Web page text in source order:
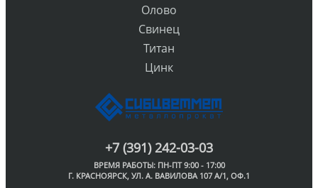
Олово
Свинец
Титан
Цинк
+7 (391) 242-03-03
ВРЕМЯ РАБОТЫ: ПН-ПТ 9:00 - 17:00
Г. КРАСНОЯРСК, УЛ. А. ВАВИЛОВА 107 А/1, ОФ.1